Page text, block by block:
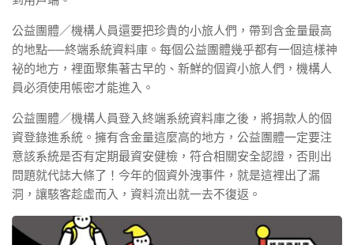
公益團體／機構人員還要把珍貴的小旅人們，帶到含金量最高
的地點──終端系統資料庫。每個公益團體幾乎都有一個這樣神
祕的地方，裡面聚集著古早的、新鮮的個資小旅人們，機構人
員必須使用帳密才能進入。
公益團體／機構人員登入終端系統資料庫之後，將捐款人的個
資登錄進系統。擁有含金量這麼高的地方，公益團體一定要注
意該系統是否有定期最資安健檢，符合相關安全認證，否則出
問題就代誌大條了！今年的個資外洩事件，就是這裡出了漏
洞，讓駭客趁虛而入，資料流出就一去不復返。